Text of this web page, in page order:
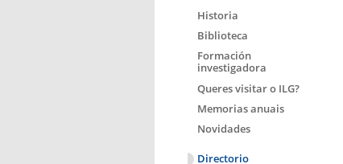
Historia
Biblioteca
Formación
investigadora
Queres visitar o ILG?
Memorias anuais
Novidades
Directorio